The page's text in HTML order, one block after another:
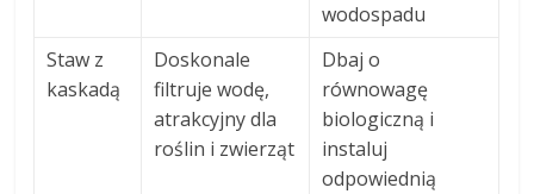
wodospadu
Staw z
kaskadą
Doskonale
filtruje wodę,
atrakcyjny dla
roślin i zwierząt
Dbaj o
równowagę
biologiczną i
instaluj
odpowiednią